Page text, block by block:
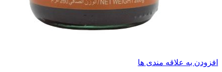
افزودن به علاقه مندی ها